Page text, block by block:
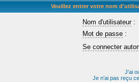
Veuillez entrer votre nom
Nom d'utilisateur:
Mot de passe :
Se connecter
J'ai
Je n'ai pas reçu